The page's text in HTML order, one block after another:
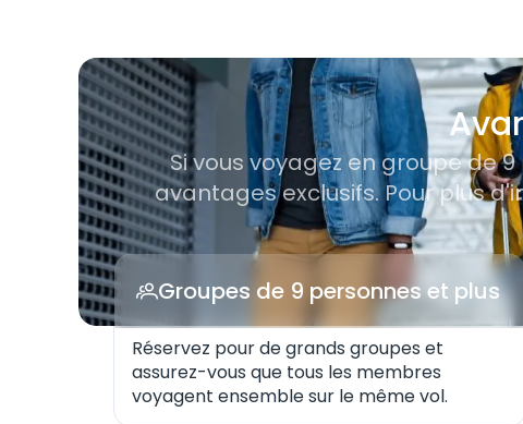
Si vous voyagez en groupe de
avantages exclusifs. Pour plus
Groupes de 9 personnes et plus
Réservez pour de grands groupes et
assurez-vous que tous les membres
voyagent ensemble sur le même vol.